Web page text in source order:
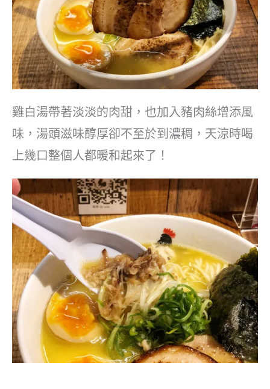
雞白湯帶著淡淡的肉甜，也加入豬肉絲增添風
味，湯頭滋味醇厚卻不至於到濃稠，天涼時喝
上幾口整個人都暖和起來了！